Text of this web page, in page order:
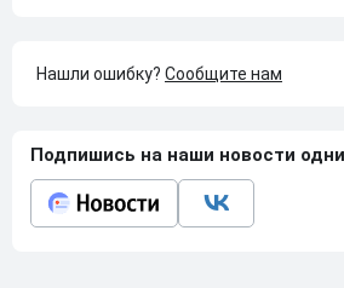
Нашли ошибку? Сообщите нам
Подпишись на наши новости